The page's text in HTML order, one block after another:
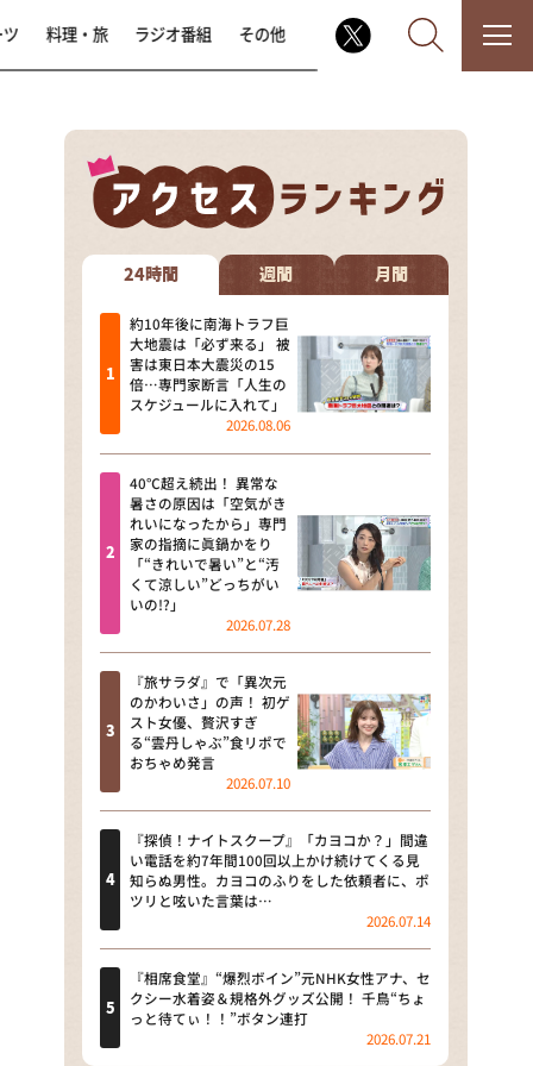
なるみ・岡村の過ぎるTV
相席食堂
これ余談なんですけど・・・
～人生密着トークバラエティ！
～ やすとものいたって真剣です
探偵！ナイトスクープ
news おかえり
河合＆A.B.C-Z塚田×福井アナ
「なんでやねん！？」（news お
かえり）
DAIGOも台所 ～きょうの献立 何
にする？～
本日はダイアンなり！シーズン２
朝だ！生です旅サラダ
教えて！ニュースライブ 正義の
ミカタ
ＬＩＦＥ～夢のカタチ～
新婚さんいらっしゃい！
ポツンと一軒家
ザキ山小屋本館
料理・旅 ラジオ番組 その他
24時間 週間 月間
約10年後に南海トラフ巨
大地震は「必ず来る」 被
害は東日本大震災の15
倍…専門家断言「人生の
スケジュールに入れて」
2026.08.06
40℃超え続出！ 異常な
暑さの原因は「空気がき
れいになったから」専門
家の指摘に眞鍋かをり
「“きれいで暑い”と“汚
くて涼しい”どっちがい
いの!?」
2026.07.28
『旅サラダ』で「異次元
のかわいさ」の声！ 初ゲ
スト女優、贅沢すぎ
る“雲丹しゃぶ”食リポで
おちゃめ発言
2026.07.10
『探偵！ナイトスクープ』「カヨコか？」間違
い電話を約7年間100回以上かけ続けてくる見
知らぬ男性。カヨコのふりをした依頼者に、ポ
ツリと呟いた言葉は…
2026.07.14
『相席食堂』“爆烈ボイン”元NHK女性アナ、セ
クシー水着姿＆規格外グッズ公開！ 千鳥“ちょ
っと待てぃ！！”ボタン連打
2026.07.21